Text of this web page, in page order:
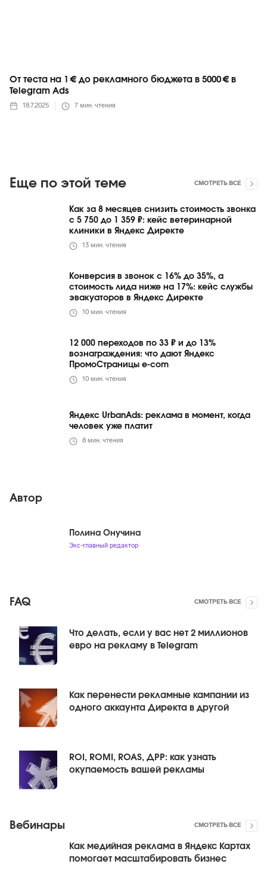
От теста на 1 € до рекламного бюджета в 5000 € в
Telegram Ads
18.7.2025 7 мин. чтения
Еще по этой теме СМОТРЕТЬ ВСЕ
Как за 8 месяцев снизить стоимость звонка
с 5 750 до 1 359 ₽: кейс ветеринарной
клиники в Яндекс Директе
13 мин. чтения
Конверсия в звонок с 16% до 35%, а
стоимость лида ниже на 17%: кейс службы
эвакуаторов в Яндекс Директе
10 мин. чтения
12 000 переходов по 33 ₽ и до 13%
вознаграждения: что дают Яндекс
ПромоСтраницы e-com
10 мин. чтения
Яндекс UrbanAds: реклама в момент, когда
человек уже платит
8 мин. чтения
Автор
Полина Онучина
Экс-главный редактор
FAQ СМОТРЕТЬ ВСЕ
Что делать, если у вас нет 2 миллионов
евро на рекламу в Telegram
Как перенести рекламные кампании из
одного аккаунта Директа в другой
ROI, ROMI, ROAS, ДРР: как узнать
окупаемость вашей рекламы
Вебинары СМОТРЕТЬ ВСЕ
Как медийная реклама в Яндекс Картах
помогает масштабировать бизнес